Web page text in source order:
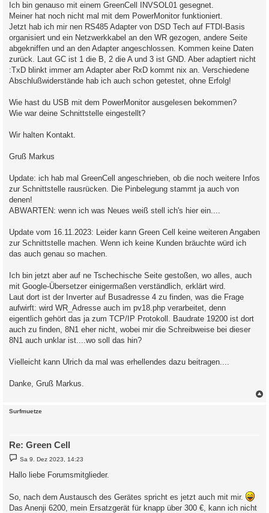
g
Ich bin genauso mit einem GreenCell INVSOL01 gesegnet.
Meiner hat noch nicht mal mit dem PowerMonitor funktioniert.
Jetzt hab ich mir nen RS485 Adapter von DSD Tech auf FTDI-Basis
organisiert und ein Netzwerkkabel an den WR gezogen, andere Seite
abgekniffen und an den Adapter angeschlossen. Kommen keine Daten
zurück. Laut GC ist 1 die B, 2 die A und 3 ist GND. Aber adaptiert nicht
:TxD blinkt immer am Adapter aber RxD kommt nix an. Verschiedene
Abschlußwiderstände hab ich auch schon getestet, ohne Erfolg!
Wie hast du USB mit dem PowerMonitor ausgelesen bekommen?
Wie war deine Schnittstelle eingestellt?
Wir halten Kontakt.
Gruß Markus
Update: ich hab mal GreenCell angeschrieben, ob die noch weitere Infos
zur Schnittstelle rausrücken. Die Pinbelegung stammt ja auch von
denen!
ABWARTEN: wenn ich was Neues weiß stell ich's hier ein....
Update vom 16.11.2023: Leider kann Green Cell keine weiteren Angaben
zur Schnittstelle machen. Wenn ich keine Kunden bräuchte würd ich
das auch genau so machen.
Ich bin jetzt aber auf ne Tschechische Seite gestoßen, wo alles, auch
mit Google-Übersetzer einigermaßen verständlich, erklärt wird.
Laut dort ist der Inverter auf Busadresse 4 zu finden, was die Frage
aufwirft: wird WR_Adresse auch im pv18.php verarbeitet, denn
eigentlich gehört das ja zum TCP/IP Protokoll. Baudrate 19200 ist dort
auch zu finden, 8N1 eher nicht, wobei mir die Schreibweise bei dieser
8N1 auch unklar ist....wo soll das hin?
Vielleicht kann Ulrich da mal was erhellendes dazu beitragen....
Danke, Gruß Markus.
Surfmuetze
Re: Green Cell
B
e
i
t
g
Sa 9. Dez 2023, 14:23
Hallo liebe Forumsmitglieder.
So, nach dem Austausch des Gerätes spricht es jetzt auch mit mir.
Das Anenji 6200, mein Ersatzgerät für knapp über 300 €, kann ich nicht